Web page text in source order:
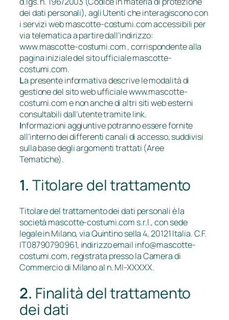
dei dati personali), agli Utenti che interagiscono con
i servizi web mascotte-costumi.com accessibili per
via telematica a partire dall’indirizzo:
www.mascotte-costumi.com , corrispondente alla
pagina iniziale del sito ufficiale mascotte-
costumi.com.
La presente informativa descrive le modalità di
gestione del sito web ufficiale www.mascotte-
costumi.com e non anche di altri siti web esterni
consultabili dall’utente tramite link.
Informazioni aggiuntive potranno essere fornite
all’interno dei differenti canali di accesso, suddivisi
sulla base degli argomenti trattati (Aree
Tematiche).
1. Titolare del trattamento
Titolare del trattamento dei dati personali è la
società mascotte-costumi.com s.r.l., con sede
legale in Milano, via Quintino sella 4, 20121 Italia. C.F.
IT08790790961, indirizzo email info@mascotte-
costumi.com, registrata presso la Camera di
Commercio di Milano al n. MI-XXXXX.
2. Finalità del trattamento
dei dati